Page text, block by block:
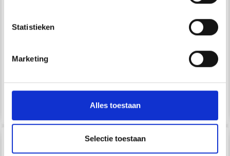
Statistieken
Marketing
Alles toestaan
Selectie toestaan
DROPS DESIGN
Quantité
182-7 ENRICA BY
DROPS DESIGN
EUR 16.90
aanbiedingen en kortingen in het Nederlands?